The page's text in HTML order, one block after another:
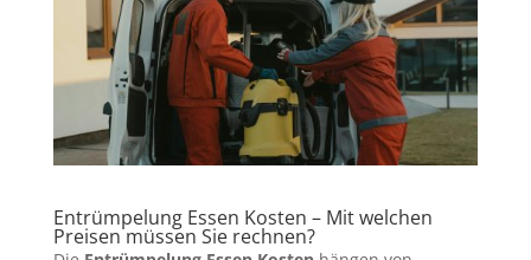
Entrümpelung Essen Kosten – Mit welchen
Preisen müssen Sie rechnen?